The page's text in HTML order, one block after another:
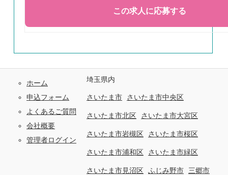
ホーム
申込フォーム
よくあるご質問
会社概要
管理者ログイン
埼玉県内
さいたま市 さいたま市中央区
さいたま市北区 さいたま市大宮区
さいたま市岩槻区 さいたま市桜区
さいたま市浦和区 さいたま市緑区
さいたま市見沼区 ふじみ野市 三郷市